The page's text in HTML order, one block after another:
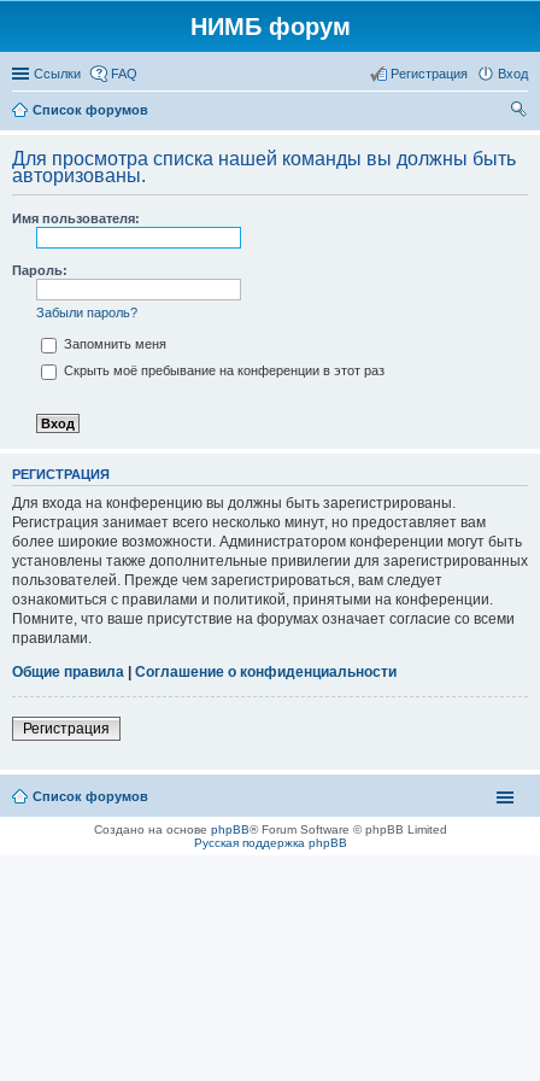
НИМБ форум
Ссылки FAQ Вход
Регистрация
Список форумов
ск
Для просмотра списка нашей команды вы должны быть
авторизованы.
Имя пользователя:
Пароль:
Забыли пароль?
Запомнить меня
Скрыть моё пребывание на конференции в этот раз
РЕГИСТРАЦИЯ
Для входа на конференцию вы должны быть зарегистрированы.
Регистрация занимает всего несколько минут, но предоставляет вам
более широкие возможности. Администратором конференции могут быть
установлены также дополнительные привилегии для зарегистрированных
пользователей. Прежде чем зарегистрироваться, вам следует
ознакомиться с правилами и политикой, принятыми на конференции.
Помните, что ваше присутствие на форумах означает согласие со всеми
правилами.
Общие правила | Соглашение о конфиденциальности
Регистрация
Список форумов
Создано на основе phpBB® Forum Software © phpBB Limited
Русская поддержка phpBB